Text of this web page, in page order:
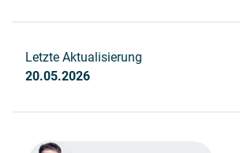
Letzte Aktualisierung
20.05.2026